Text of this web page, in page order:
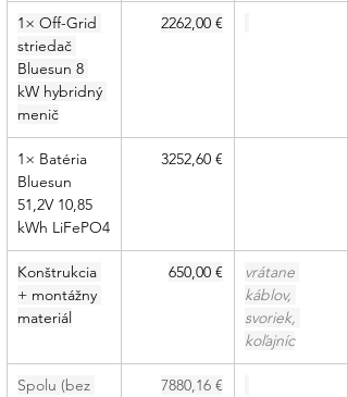
1× Off-Grid
striedač
Bluesun 8
kW hybridný
menič
2262,00 €
1× Batéria
Bluesun
51,2V 10,85
kWh LiFePO4
3252,60 €
Konštrukcia
+ montážny
materiál
650,00 €
vrátane
káblov,
svoriek,
koľajníc
Spolu (bez
7880,16 €